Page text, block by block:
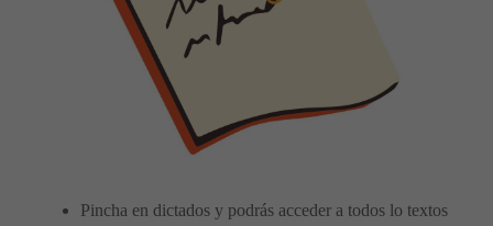
Pincha en dictados y podrás acceder a todos lo textos